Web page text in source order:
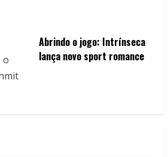
Abrindo o jogo: Intrínseca
lança novo sport romance